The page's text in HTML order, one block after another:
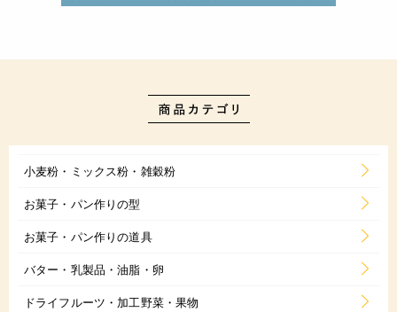
小麦粉・ミックス粉・雑穀粉
お菓子・パン作りの型
お菓子・パン作りの道具
バター・乳製品・油脂・卵
ドライフルーツ・加工野菜・果物